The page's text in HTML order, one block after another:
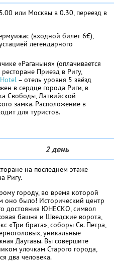
или Москвы в 0.30, переезд в
(входной билет 6€),
легендарного
«Раганыня» (оплачивается
Приезд в Ригу,
– отель уровня 5 звёзд
в сердце города Риги, в
Свободы, Латвийской
замка. Расположение в
для туристов.
2 день
на последнем этаже
Ригу.
городу, во время которой
оно было! Исторический центр
достояния ЮНЕСКО, символ
башня и Шведские ворота,
«Три брата», соборы Св. Петра,
уникальные
Даугавы. Вы совершите
улочкам Старого города,
два человека.